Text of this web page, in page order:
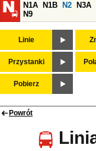
N1A
N1B N2 N3A
N9
Linie
Przystanki
Pobierz
Powrót